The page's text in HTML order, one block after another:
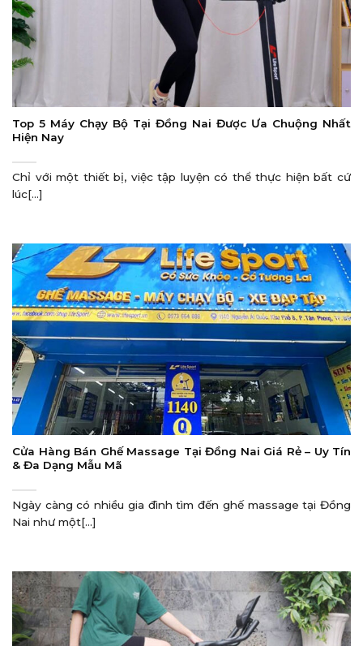
Top 5 Máy Chạy Bộ Tại Đồng Nai Được Ưa Chuộng Nhất
Hiện Nay
Chỉ với một thiết bị, việc tập luyện có thể thực hiện bất cứ
lúc[...]
Cửa Hàng Bán Ghế Massage Tại Đồng Nai Giá Rẻ – Uy Tín
& Đa Dạng Mẫu Mã
Ngày càng có nhiều gia đình tìm đến ghế massage tại Đồng
Nai như một[...]